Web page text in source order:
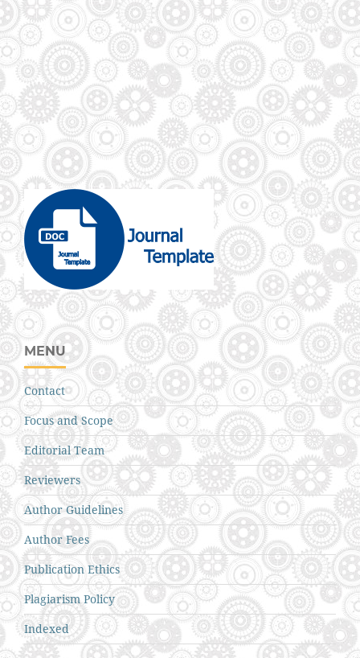
MENU
Contact
Focus and Scope
Editorial Team
Reviewers
Author Guidelines
Author Fees
Publication Ethics
Plagiarism Policy
Indexed